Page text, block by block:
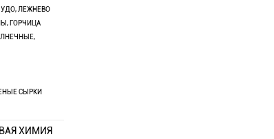
ЛЕЖНЕВО
ГОРЧИЦА
СЫРКИ
ХИМИЯ